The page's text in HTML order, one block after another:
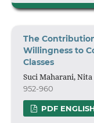
The
Willingness to
Classes
Suci Maharani,
952-960
PDF